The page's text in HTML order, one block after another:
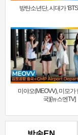
방탄소년단, 시대가
미야오(MEOVV), 미모가
국)[뉴스엔TV]